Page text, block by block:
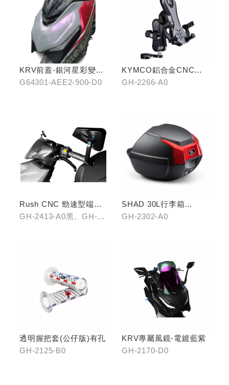
KRV前蓋-銀河星彩變色
龍
G64301-AEE2-900-D0
KYMCO鋁合金CNC減
震手機架
GH-2266-A0
Rush CNC 勁速型端子
藍鏡(黑/銀/鈦)
GH-2413-A0黑、GH-
SHAD 30L行李箱
(KYMCO專屬款)
GH-2302-A0
透明握把套(公仔版)有孔
GH-2125-B0
KRV專屬風鏡-電鍍藍紫
GH-2170-D0